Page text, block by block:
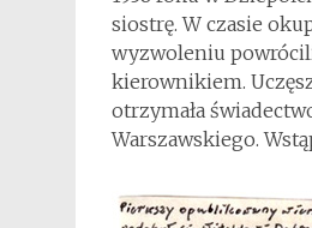
siostrę. W czasie
wyzwoleniu powrócili
kierownikiem.
otrzymała
Warszawskiego.